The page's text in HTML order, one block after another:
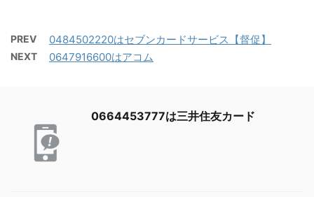
PREV 0484502220はセブンカードサービス【督促】
NEXT 0647916600はアコム
0664453777は三井住友カード